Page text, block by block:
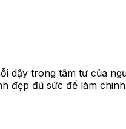
dậy trong tâm tư của
đẹp đủ sức để làm